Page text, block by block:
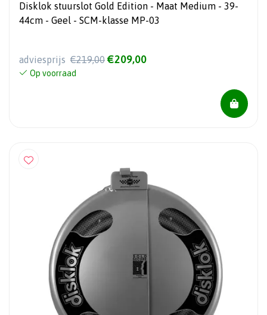
Disklok stuurslot Gold Edition - Maat Medium - 39-
44cm - Geel - SCM-klasse MP-03
adviesprijs €219,00 €209,00
Op voorraad